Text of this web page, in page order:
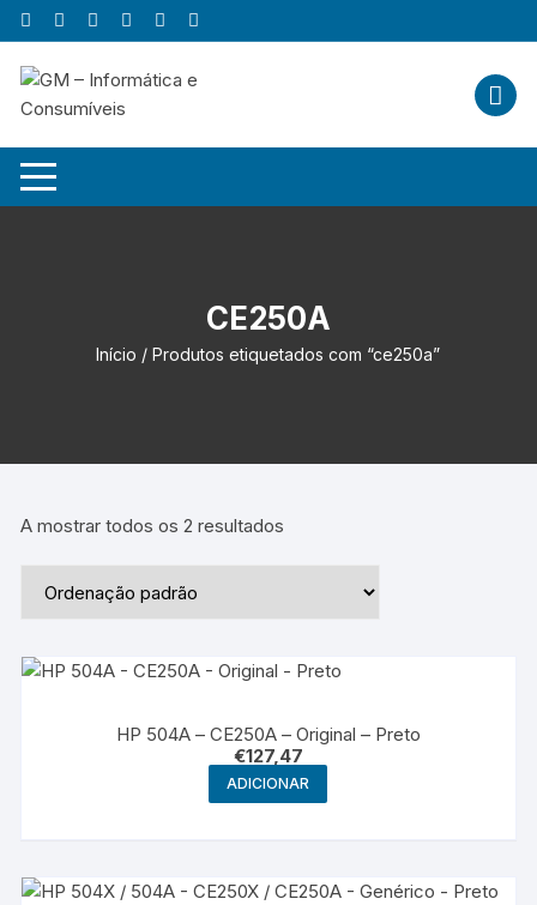
Skip
to
content
CE250A
Início / Produtos etiquetados com “ce250a”
A mostrar todos os 2 resultados
HP 504A – CE250A – Original – Preto
€127,47
ADICIONAR